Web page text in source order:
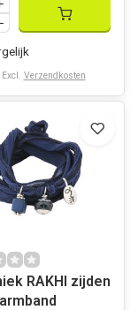
Verzendkosten
RAKHI zijden